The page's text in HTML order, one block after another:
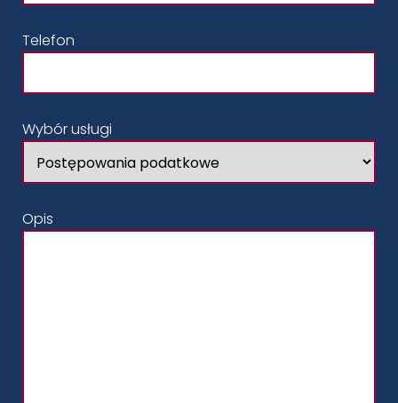
Telefon
Wybór usługi
Opis